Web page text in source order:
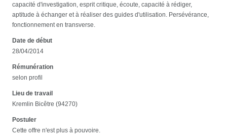
capacité d'investigation, esprit critique, écoute, capacité à rédiger,
aptitude à échanger et à réaliser des guides d'utilisation. Persévérance,
fonctionnement en transverse.
Date de début
28/04/2014
Rémunération
selon profil
Lieu de travail
Kremlin Bicêtre (94270)
Postuler
Cette offre n'est plus à pouvoire.